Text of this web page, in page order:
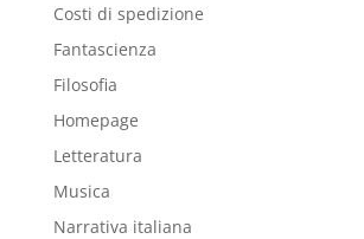
Costi di spedizione
Fantascienza
Filosofia
Homepage
Letteratura
Musica
Narrativa italiana